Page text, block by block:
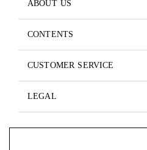
ABOUT US
CONTENTS
CUSTOMER SERVICE
LEGAL